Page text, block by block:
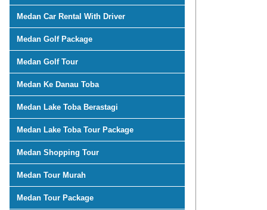
Medan Car Rental With Driver
Medan Golf Package
Medan Golf Tour
Medan Ke Danau Toba
Medan Lake Toba Berastagi
Medan Lake Toba Tour Package
Medan Shopping Tour
Medan Tour Murah
Medan Tour Package